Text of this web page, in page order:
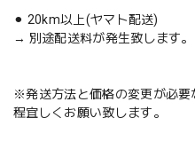
⚫︎ 20km以上(ヤマト配送)
→ 別途配送料が発生致します。
※発送方法と価格の変更が必要
程宜しくお願い致します。